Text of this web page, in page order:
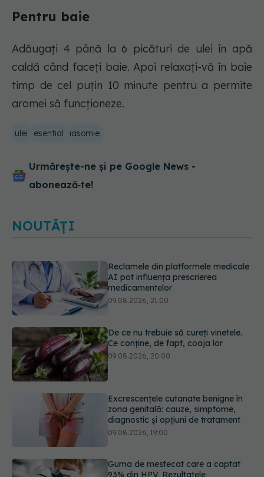
Pentru baie
Adăugați 4 până la 6 picături de ulei în apă
caldă când faceți baie. Apoi relaxați-vă în baie
timp de cel puțin 10 minute pentru a permite
aromei să funcționeze.
ulei esential iasomie
Urmărește-ne și pe Google News -
abonează‑te!
NOUTĂȚI
De ce nu trebuie să cureți vinetele.
Ce conține, de fapt, coaja lor
09.08.2026, 20:00
Excrescențele cutanate benigne în
zona genitală: cauze, simptome,
diagnostic și opțiuni de tratament
Guma de mestecat care a captat
93% din HPV. Rezultatele
promițătoare vin însă doar din
laborator
Câte zile de concediu avem nevoie